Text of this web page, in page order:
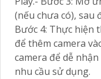
(nếu chưa có), sau
Bước 4: Thực hiện
để thêm camera
camera để dễ
nhu cầu sử dụng.